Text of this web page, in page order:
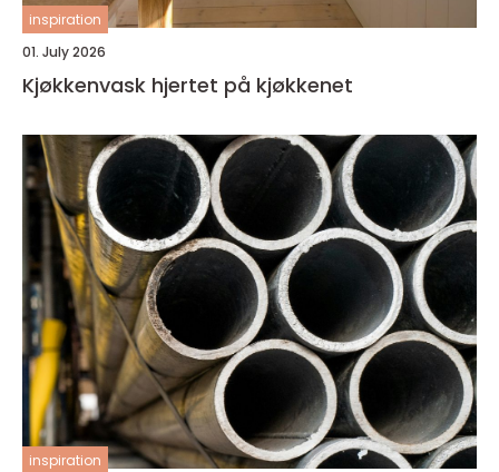
inspiration
01. July 2026
Kjøkkenvask hjertet på kjøkkenet
inspiration